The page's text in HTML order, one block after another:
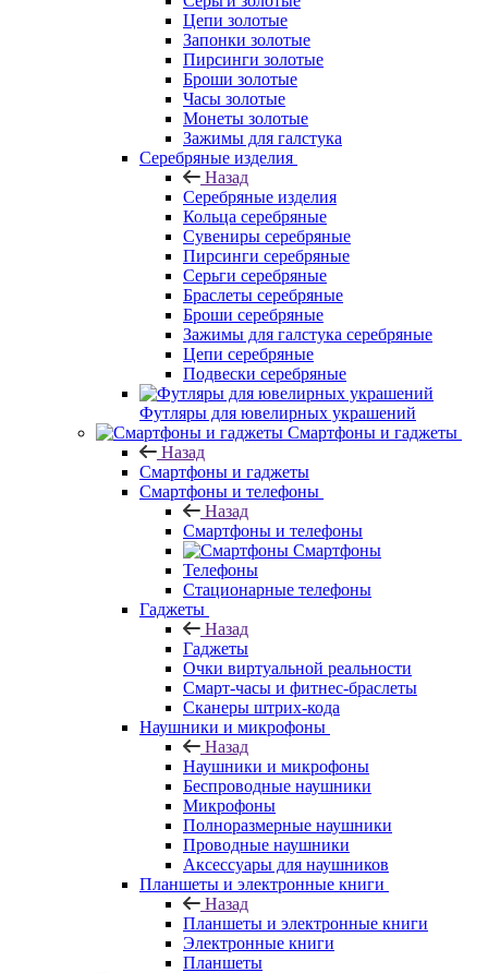
Цепи золотые
Запонки золотые
Пирсинги золотые
Броши золотые
Часы золотые
Монеты золотые
Зажимы для галстука
Серебряные изделия
Назад
Серебряные изделия
Кольца серебряные
Сувениры серебряные
Пирсинги серебряные
Серьги серебряные
Браслеты серебряные
Броши серебряные
Зажимы для галстука серебряные
Цепи серебряные
Подвески серебряные
Футляры для ювелирных украшений
Смартфоны и гаджеты
Назад
Смартфоны и гаджеты
Смартфоны и телефоны
Назад
Смартфоны и телефоны
Смартфоны
Телефоны
Стационарные телефоны
Гаджеты
Назад
Гаджеты
Очки виртуальной реальности
Смарт-часы и фитнес-браслеты
Сканеры штрих-кода
Наушники и микрофоны
Назад
Наушники и микрофоны
Беспроводные наушники
Микрофоны
Полноразмерные наушники
Проводные наушники
Аксессуары для наушников
Планшеты и электронные книги
Назад
Планшеты и электронные книги
Электронные книги
Планшеты